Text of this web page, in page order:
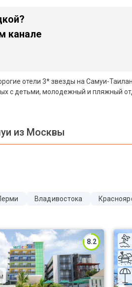
канале
отели 3* звезды на Самуи-
с детьми, молодежный и пляжный
из Москвы
Владивостока
8.2